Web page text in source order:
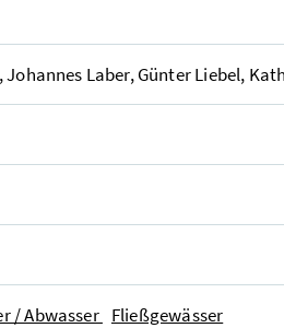
Laber, Günter Liebel,
/ Abwasser Fließgewässer